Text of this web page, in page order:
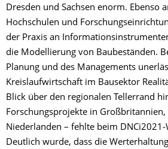
Dresden und Sachsen enorm. Ebenso
Hochschulen und
der Praxis an
die Modellierung von Baubeständen.
Planung und des Managements
Kreislaufwirtschaft im Bausektor
Blick über den regionalen Tellerrand
Forschungsprojekte in Großbritannien,
Niederlanden – fehlte beim
Deutlich wurde, dass die